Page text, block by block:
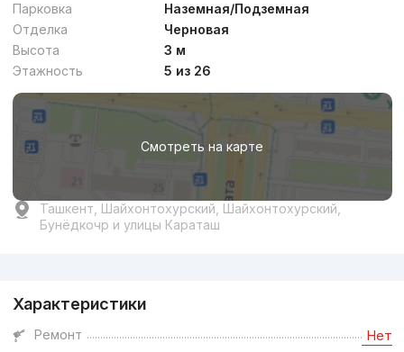
Договорная
Сдан 2022,Murad Buildings
ЖК «Nest One»
+998 (71) 200...
Парковка
Наземная/Подземная
Отделка
Черновая
Высота
3 м
Этажность
5 из 26
Смотреть на карте
Ташкент, Шайхонтохурский, Шайхонтохурский,
Бунёдкочр и улицы Караташ
Характеристики
Ремонт Нет